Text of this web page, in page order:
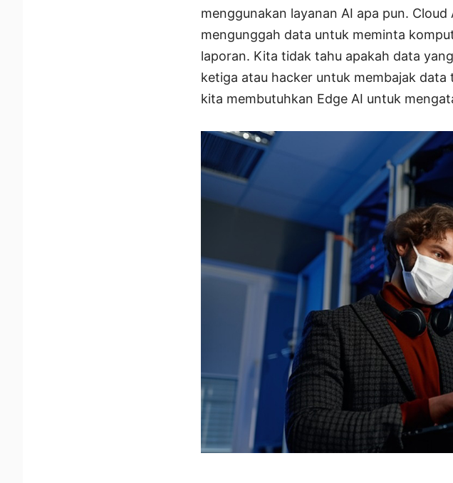
menggunakan layanan AI apa pun.
mengunggah data untuk meminta
laporan. Kita tidak tahu apakah data
ketiga atau hacker untuk membajak
kita membutuhkan Edge AI untuk